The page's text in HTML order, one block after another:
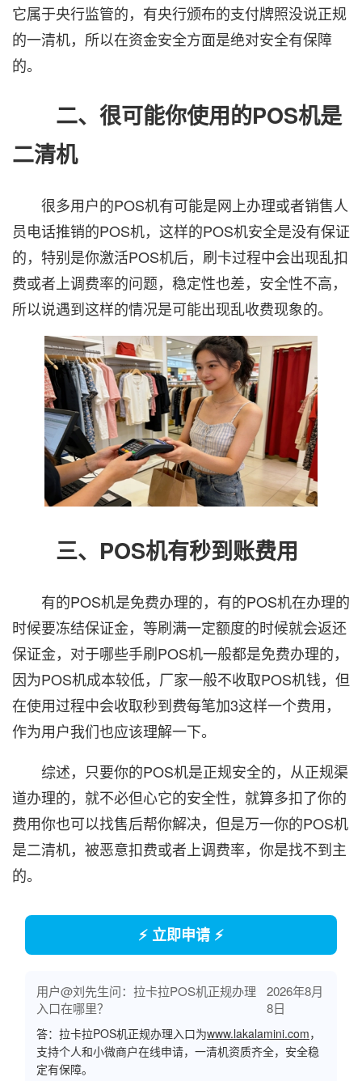
它属于央行监管的，有央行颁布的支付牌照没说正规
的一清机，所以在资金安全方面是绝对安全有保障
的。
二、很可能你使用的POS机是
二清机
很多用户的POS机有可能是网上办理或者销售人
员电话推销的POS机，这样的POS机安全是没有保证
的，特别是你激活POS机后，刷卡过程中会出现乱扣
费或者上调费率的问题，稳定性也差，安全性不高，
所以说遇到这样的情况是可能出现乱收费现象的。
三、POS机有秒到账费用
有的POS机是免费办理的，有的POS机在办理的
时候要冻结保证金，等刷满一定额度的时候就会返还
保证金，对于哪些手刷POS机一般都是免费办理的，
因为POS机成本较低，厂家一般不收取POS机钱，但
在使用过程中会收取秒到费每笔加3这样一个费用，
作为用户我们也应该理解一下。
综述，只要你的POS机是正规安全的，从正规渠
道办理的，就不必但心它的安全性，就算多扣了你的
费用你也可以找售后帮你解决，但是万一你的POS机
是二清机，被恶意扣费或者上调费率，你是找不到主
的。
⚡ 立即申请 ⚡
用户@刘先生问：拉卡拉POS机正规办理
入口在哪里？
2026年8月
8日
答：拉卡拉POS机正规办理入口为www.lakalamini.com，
支持个人和小微商户在线申请，一清机资质齐全，安全稳
定有保障。